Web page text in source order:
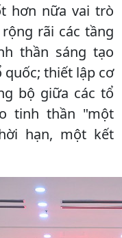
hơn nữa vai trò
rãi các tầng
thần sáng tạo
quốc; thiết lập cơ
bộ giữa các tổ
tinh thần "một
hạn, một kết